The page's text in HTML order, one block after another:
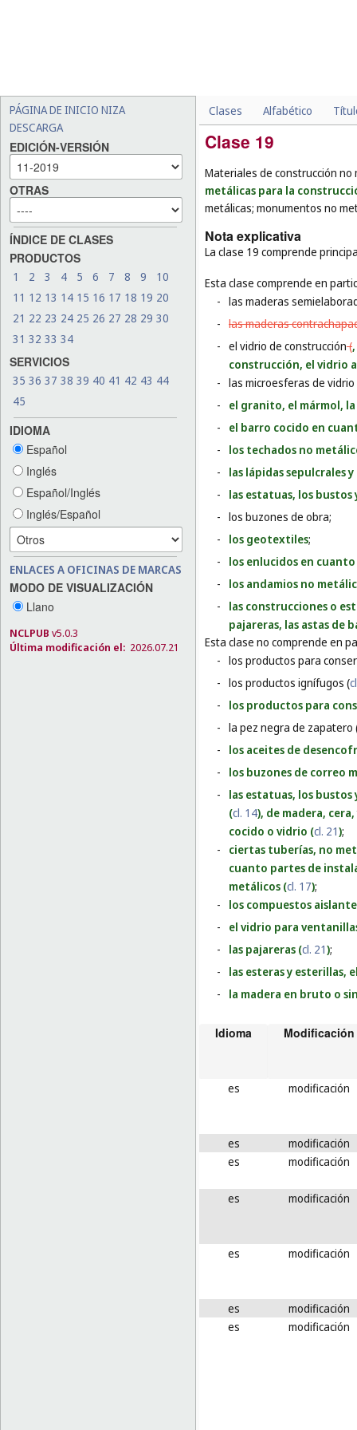
PÁGINA DE INICIO NIZA
DESCARGA
EDICIÓN-VERSIÓN
OTRAS
ÍNDICE DE CLASES
PRODUCTOS
1 2 3 4 5 6 7 8 9
10
11 12 13 14 15 16 17 18 19 20
21 22 23 24 25 26 27 28 29 30
31 32 33 34
SERVICIOS
35 36 37 38 39 40 41 42 43 44
45
IDIOMA
Español
Inglés
Español/Inglés
Inglés/Español
ENLACES A OFICINAS DE MARCAS
MODO DE VISUALIZACIÓN
Llano
NCLPUB v5.0.3
Última modificación el: 2026.07.21
Clases Alfabético
Clase 19
Materiales de construcción no
metálicas para la
metálicas; monumentos no
Nota explicativa
La clase 19 comprende
Esta clase comprende en
- las maderas
- las maderas
- el vidrio de construcción(,
construcción, el vidrio
- las microesferas de
-
el granito, el mármol,
-
el barro cocido en
-
los techados no
-
las lápidas sepulcrales
-
las estatuas, los
- los buzones de obra;
-
los geotextiles;
-
los enlucidos en
-
los andamios no
-
las construcciones o
pajareras, las astas de
Esta clase no comprende en
- los productos para
- los productos ignífugos (
-
los productos para
- la pez negra de zapatero
-
los aceites de
-
los buzones de correo
-
las estatuas, los bustos
(cl. 14), de madera,
cocido o vidrio (cl. 21);
-
ciertas tuberías, no
cuanto partes de
metálicos (cl. 17);
-
los compuestos
-
el vidrio para
-
las pajareras (cl. 21);
-
las esteras y esterillas,
-
la madera en bruto o
Idioma Modificación
es modificación
es
modificación
es
modificación
es modificación
es modificación
es
modificación
es
modificación